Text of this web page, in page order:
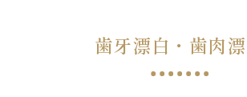
歯牙漂白・歯肉